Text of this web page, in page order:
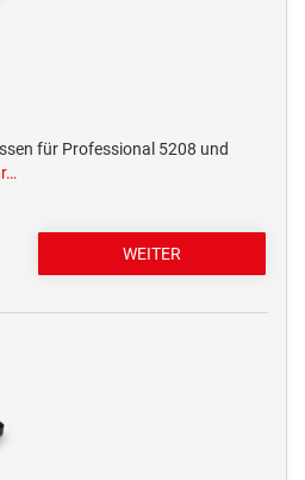
für Professional 5208 und